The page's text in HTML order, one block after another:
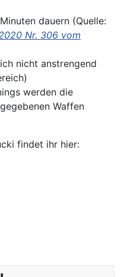
dauern (Quelle:
Nr. 306 vom
nicht anstrengend
werden die
Waffen
findet ihr hier: